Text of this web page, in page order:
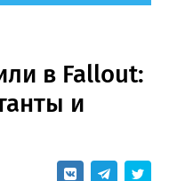
в Fallout:
и